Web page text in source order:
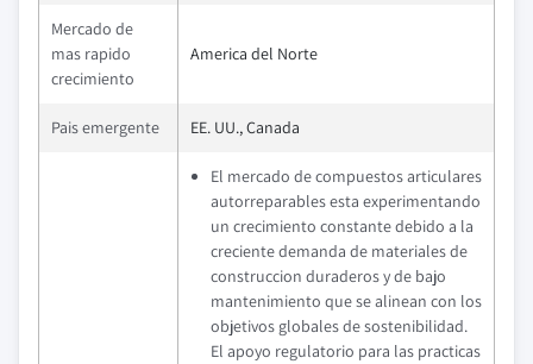
Mercado de
mas rapido
crecimiento
America del Norte
Pais emergente EE. UU., Canada
El mercado de compuestos articulares
autorreparables esta experimentando
un crecimiento constante debido a la
creciente demanda de materiales de
construccion duraderos y de bajo
mantenimiento que se alinean con los
objetivos globales de sostenibilidad.
El apoyo regulatorio para las practicas